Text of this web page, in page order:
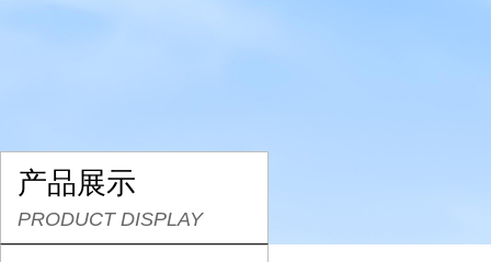
产品展示
PRODUCT DISPLAY